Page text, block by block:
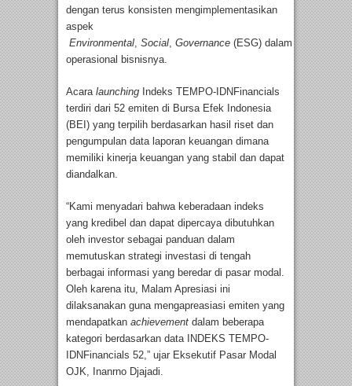
dengan terus konsisten mengimplementasikan
aspek
Environmental Social Governance (ESG) dalam
operasional bisnisnya.
Acara launching Indeks TEMPO-IDNFinancials
terdiri dari 52 emiten di Bursa Efek Indonesia
(BEI) yang terpilih berdasarkan hasil riset dan
pengumpulan data laporan keuangan dimana
memiliki kinerja keuangan yang stabil dan dapat
diandalkan.
“Kami menyadari bahwa keberadaan indeks
yang kredibel dan dapat dipercaya dibutuhkan
oleh investor sebagai panduan dalam
memutuskan strategi investasi di tengah
berbagai informasi yang beredar di pasar modal.
Oleh karena itu, Malam Apresiasi ini
dilaksanakan guna mengapreasiasi emiten yang
mendapatkan achievement dalam beberapa
kategori berdasarkan data INDEKS TEMPO-
IDNFinancials 52,” ujar Eksekutif Pasar Modal
OJK, Inanrno Djajadi.